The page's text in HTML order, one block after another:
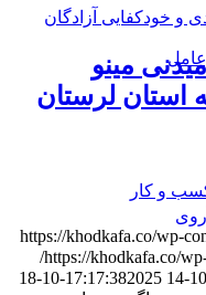
و کار
و خودکفایی آزادگان
مینو
استان لرستان
https://khodkafa.co/wp-
https://khodkafa.co/wp-content/uploads/2024/02/
2025-10-18